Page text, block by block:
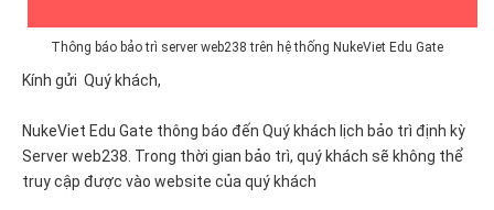
Thông báo bảo trì server web238 trên hệ thống NukeViet Edu Gate
Kính gửi Quý khách,
NukeViet Edu Gate thông báo đến Quý khách lịch bảo trì định kỳ
Server web238. Trong thời gian bảo trì, quý khách sẽ không thể
truy cập được vào website của quý khách